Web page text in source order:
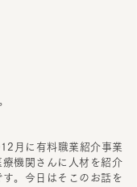
月に有料職業紹介事業
機関さんに人材を紹介
。今日はそこのお話を